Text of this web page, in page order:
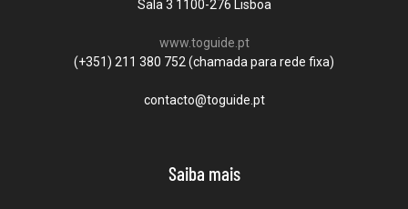
Sala 3 1100-276 Lisboa
www.toguide.pt
(+351) 211 380 752 (chamada para rede fixa)
contacto@toguide.pt
Saiba mais